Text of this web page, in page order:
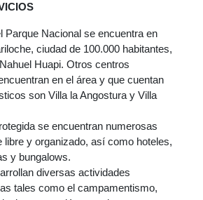
Parque Nacional se encuentra en
ciudad de 100.000 habitantes,
Huapi. Otros centros
en el área y que cuentan
son Villa la Angostura y Villa
se encuentran numerosas
libre y organizado, así como hoteles,
y bungalows.
diversas actividades
tales como el campamentismo,